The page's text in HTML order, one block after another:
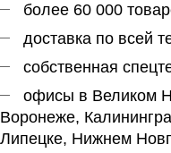
более 60 000
доставка по всей
собственная
офисы в Великом
Воронеже,
Липецке, Нижнем